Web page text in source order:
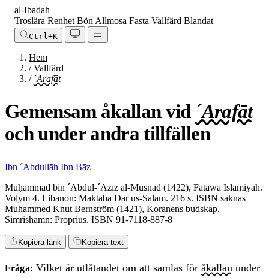
al-Ibadah
Troslära Renhet Bön Allmosa Fasta Vallfärd Blandat
Ctrl+K
Hem
/Vallfärd
/ ´Arafāt
Gemensam åkallan vid ´Arafāt
och under andra tillfällen
Ibn ´Abdullāh Ibn Bāz
Muḥammad bin ´Abdul-´Azīz al-Musnad (1422), Fatawa Islamiyah.
Volym 4. Libanon: Maktaba Dar us-Salam. 216 s. ISBN saknas
Muhammed Knut Bernström (1421), Koranens budskap.
Simrishamn: Proprius. ISBN 91-7118-887-8
Kopiera länk Kopiera text
Fråga: Vilket är utlåtandet om att samlas för åkallan under